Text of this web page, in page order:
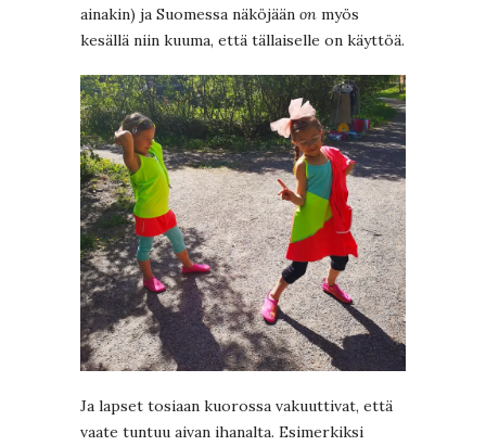
ainakin) ja Suomessa näköjään on myös
kesällä niin kuuma, että tällaiselle on käyttöä.
Ja lapset tosiaan kuorossa vakuuttivat, että
vaate tuntuu aivan ihanalta. Esimerkiksi